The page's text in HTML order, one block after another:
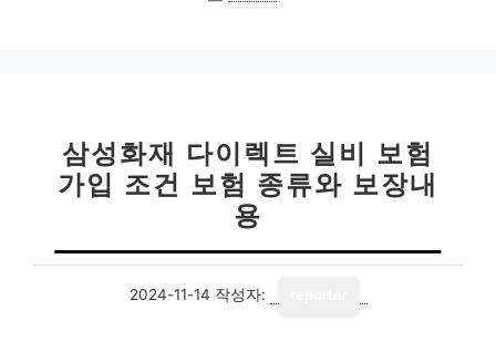
삼성화재 다이렉트 실비 보험
가입 조건 보험 종류와 보장내
용
2024-11-14 작성자: